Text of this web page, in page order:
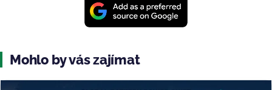
Mohlo by vás zajímat